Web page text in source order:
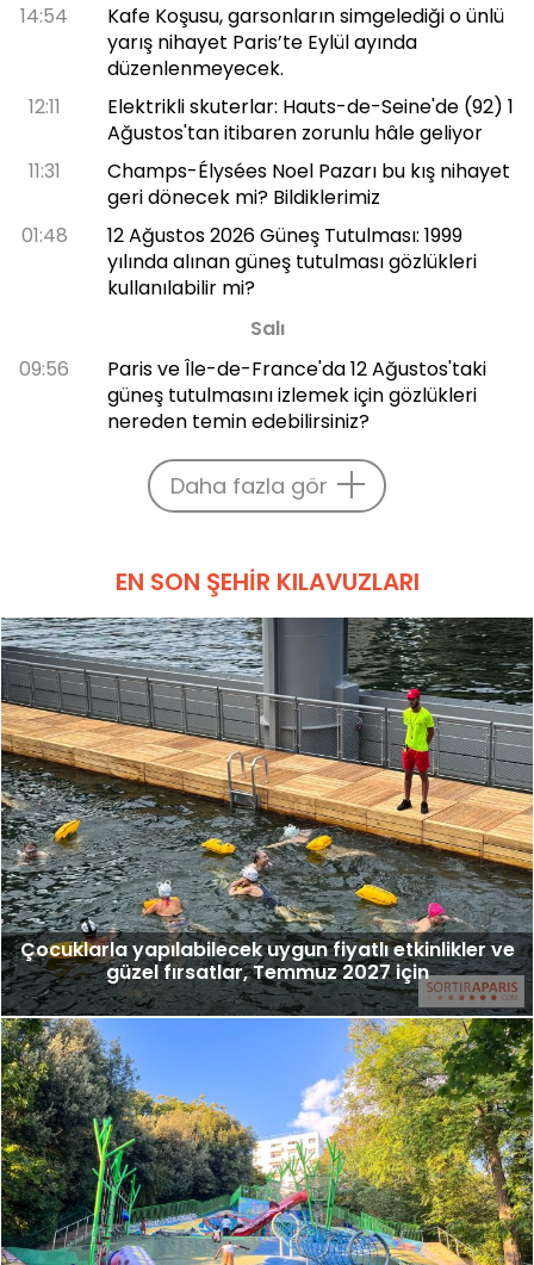
14:54
Kafe Koşusu, garsonların simgelediği o ünlü
yarış nihayet Paris’te Eylül ayında
düzenlenmeyecek.
12:11
Elektrikli skuterlar: Hauts-de-Seine'de (92) 1
Ağustos'tan itibaren zorunlu hâle geliyor
11:31
Champs-Élysées Noel Pazarı bu kış nihayet
geri dönecek mi? Bildiklerimiz
01:48
12 Ağustos 2026 Güneş Tutulması: 1999
yılında alınan güneş tutulması gözlükleri
kullanılabilir mi?
Salı
09:56
Paris ve Île-de-France'da 12 Ağustos'taki
güneş tutulmasını izlemek için gözlükleri
nereden temin edebilirsiniz?
Daha fazla gör
EN SON ŞEHIR KILAVUZLARI
Çocuklarla yapılabilecek uygun fiyatlı etkinlikler ve
güzel fırsatlar, Temmuz 2027 için